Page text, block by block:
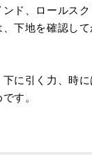
ド、ロールス
下地を確認し
に引く力、時
す。